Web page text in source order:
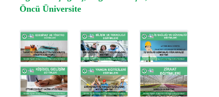
Öncü Üniversite